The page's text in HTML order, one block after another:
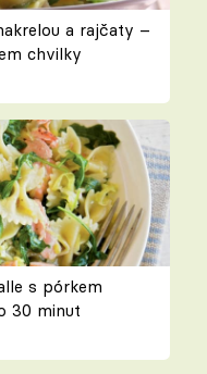
a rajčaty –
chvilky
s pórkem
30 minut